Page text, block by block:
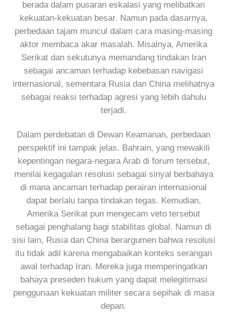
berada dalam pusaran eskalasi yang melibatkan
kekuatan-kekuatan besar. Namun pada dasarnya,
perbedaan tajam muncul dalam cara masing-masing
aktor membaca akar masalah. Misalnya, Amerika
Serikat dan sekutunya memandang tindakan Iran
sebagai ancaman terhadap kebebasan navigasi
internasional, sementara Rusia dan China melihatnya
sebagai reaksi terhadap agresi yang lebih dahulu
terjadi.
Dalam perdebatan di Dewan Keamanan, perbedaan
perspektif ini tampak jelas. Bahrain, yang mewakili
kepentingan negara-negara Arab di forum tersebut,
menilai kegagalan resolusi sebagai sinyal berbahaya
di mana ancaman terhadap perairan internasional
dapat berlalu tanpa tindakan tegas. Kemudian,
Amerika Serikat pun mengecam veto tersebut
sebagai penghalang bagi stabilitas global. Namun di
sisi lain, Rusia dan China berargumen bahwa resolusi
itu tidak adil karena mengabaikan konteks serangan
awal terhadap Iran. Mereka juga memperingatkan
bahaya preseden hukum yang dapat melegitimasi
penggunaan kekuatan militer secara sepihak di masa
depan.